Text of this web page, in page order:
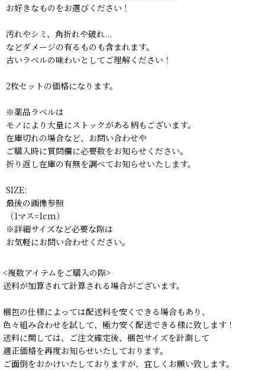
お好きなものをお選びください！
汚れやシミ、角折れや破れ...
などダメージの有るものも含まれます。
古いラベルの味わいとしてご理解ください！
2枚セットの価格になります。
※薬品ラベルは
モノにより大量にストックがある柄もございます。
在庫切れの場合など、お問い合わせや
ご購入時に質問欄に必要数をお知らせください。
折り返し在庫の有無を調べてお知らせいたします。
SIZE:
最後の画像参照
（1マス=1cm）
※詳細サイズなど必要な際は
お気軽にお問い合わせください。
<複数アイテムをご購入の際>
送料が加算されて計算される場合がございます。
梱包の仕様によっては配送料を安くできる場合もあり、
色々組み合わせを試して、極力安く配送できる様に致します！
送料に関しては、ご注文確定後、梱包サイズを計測して
適正価格を再度お知らせいたしております。
ご面倒をおかけいたしておりますが、宜しくお願い致します。